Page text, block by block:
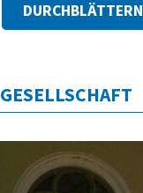
DURCHBLÄTTERN
GESELLSCHAFT